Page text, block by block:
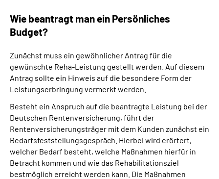
Wie beantragt man ein Persönliches
Budget?
Zunächst muss ein gewöhnlicher Antrag für die
gewünschte Reha-Leistung gestellt werden. Auf diesem
Antrag sollte ein Hinweis auf die besondere Form der
Leistungserbringung vermerkt werden.
Besteht ein Anspruch auf die beantragte Leistung bei der
Deutschen Rentenversicherung, führt der
Rentenversicherungsträger mit dem Kunden zunächst ein
Bedarfsfeststellungsgespräch. Hierbei wird erörtert,
welcher Bedarf besteht, welche Maßnahmen hierfür in
Betracht kommen und wie das Rehabilitationsziel
bestmöglich erreicht werden kann. Die Maßnahmen